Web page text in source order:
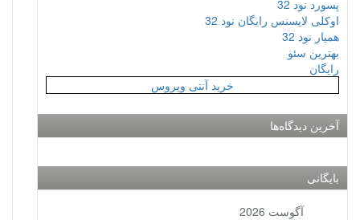
پسورد نود 32
اوکلی لایسنس رایگان نود 32
همیار نود 32
بهترین سئو
رایگان
خرید آنتی ویروس
آخرین دیدگاه‌ها
بایگانی
آگوست 2026